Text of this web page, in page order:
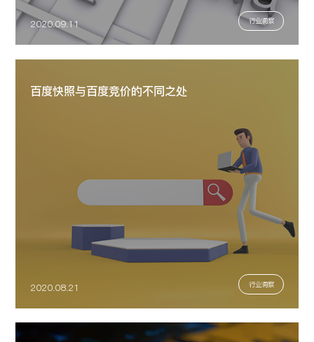
2020.09.11 行业洞察
百度快照与百度竞价的不同之处
2020.08.21 行业洞察